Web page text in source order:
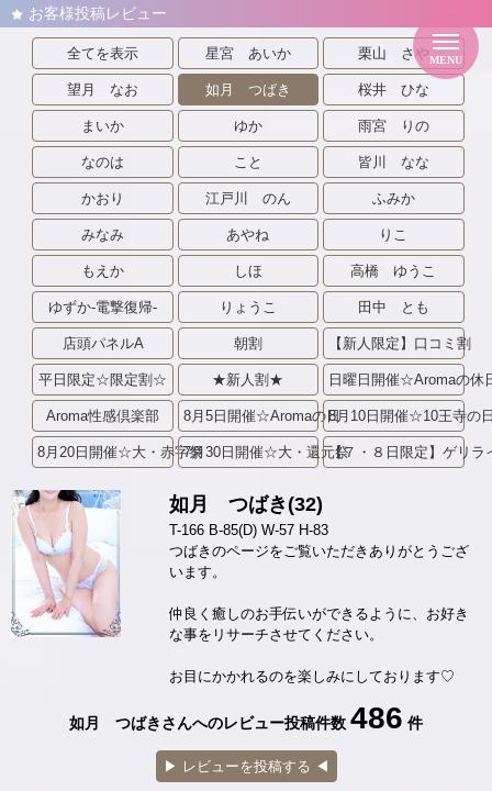
MENU
トップページ
セラピスト一覧
新人セラピスト
本日の待ち時間
出勤情報
料金システム
サービスの流れ
イベントカレンダー
写メ日記
お客様レビュー
アクセス
ネット予約
お客様投稿レビュー
全てを表示 星宮 あいか 栗山 さや
望月 なお 如月 つばき 桜井 ひな
まいか ゆか 雨宮 りの
なのは こと 皆川 なな
かおり 江戸川 のん ふみか
みなみ あやね りこ
もえか しほ 高橋 ゆうこ
ゆずか-電撃復帰- りょうこ 田中 とも
店頭パネルA 朝割 【新人限定】口コミ割
平日限定☆限定割☆ ★新人割★ 日曜日開催☆Aromaの休
Aroma性感倶楽部 8月5日開催☆Aromaの日8月10日開催☆10王寺の
8月20日開催☆大・赤字祭7月30日開催☆大・還元祭【７・８日限定】ゲリラ
如月 つばき(32)
T-166 B-85(D) W-57 H-83
つばきのページをご覧いただきありがとうござ
います。
仲良く癒しのお手伝いができるように、お好き
な事をリサーチさせてください。
お目にかかれるのを楽しみにしております♡
如月 つばきさんへのレビュー投稿件数 486 件
▶︎ レビューを投稿する ◀︎